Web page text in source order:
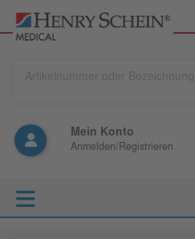
Mein Konto
Anmelden/Registrieren